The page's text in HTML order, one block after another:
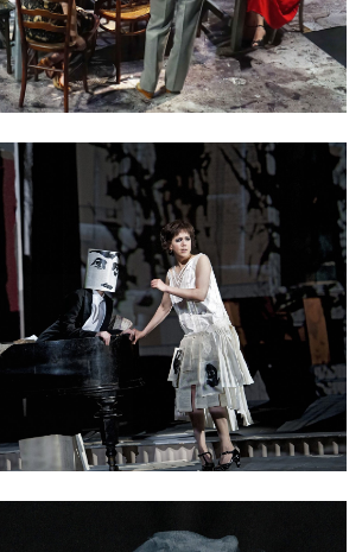
LULU